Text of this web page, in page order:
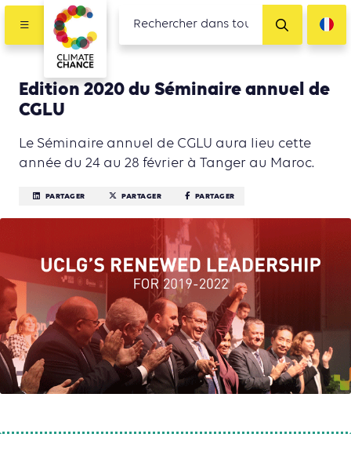
Edition 2020 du Séminaire annuel de
CGLU
Le Séminaire annuel de CGLU aura lieu cette
année du 24 au 28 février à Tanger au Maroc.
PARTAGER PARTAGER PARTAGER